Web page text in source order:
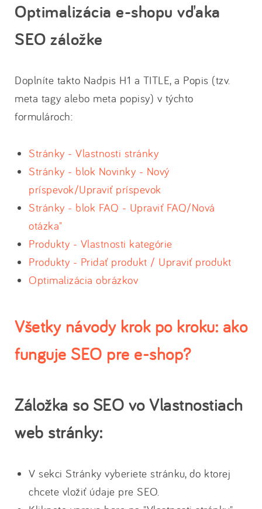
Optimalizácia e-shopu vďaka
SEO záložke
Doplníte takto Nadpis H1 a TITLE, a Popis (tzv.
meta tagy alebo meta popisy) v týchto
formulároch:
Stránky - Vlastnosti stránky
Stránky - blok Novinky - Nový
príspevok/Upraviť príspevok
Stránky - blok FAQ - Upraviť FAQ/Nová
otázka"
Produkty - Vlastnosti kategórie
Produkty - Pridať produkt / Upraviť produkt
Optimalizácia obrázkov
Všetky návody krok po kroku: ako
funguje SEO pre e-shop?
Záložka so SEO vo Vlastnostiach
web stránky:
V sekci Stránky vyberiete stránku, do ktorej
chcete vložiť údaje pre SEO.